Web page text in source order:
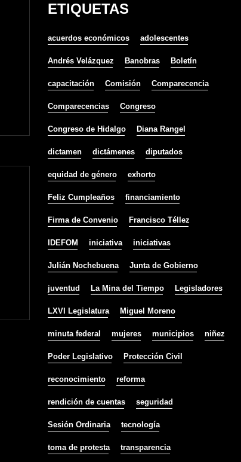
ETIQUETAS
acuerdos económicos adolescentes
Andrés Velázquez Banobras Boletín
capacitación Comisión Comparecencia
Comparecencias Congreso
Congreso de Hidalgo Diana Rangel
dictamen dictámenes diputados
equidad de género exhorto
Feliz Cumpleaños financiamiento
Firma de Convenio Francisco Téllez
IDEFOM iniciativa iniciativas
Julián Nochebuena Junta de Gobierno
juventud La Mina del Tiempo Legisladores
LXVI Legislatura Miguel Moreno
minuta federal mujeres municipios niñez
Poder Legislativo Protección Civil
reconocimiento reforma
rendición de cuentas seguridad
Sesión Ordinaria tecnología
toma de protesta transparencia